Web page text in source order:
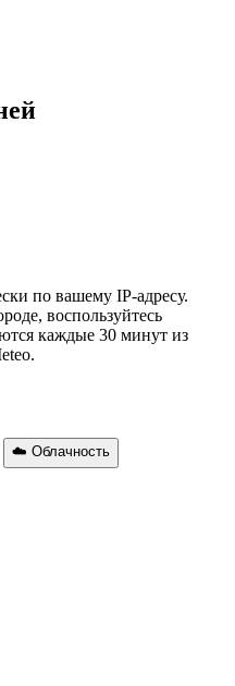
по вашему IP-адресу.
воспользуйтесь
каждые 30 минут из
☁️ Облачность